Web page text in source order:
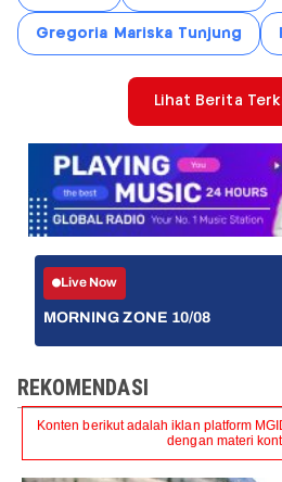
Gregoria Mariska Tunjung
Lihat Berita
Live Now
MORNING ZONE 10/08